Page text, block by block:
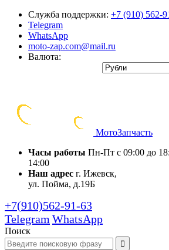
Служба поддержки: +7 (910) 562-
Telegram
WhatsApp
moto-zap.com@mail.ru
Валюта:
МотоЗапчасть
Часы работы Пн-Пт с 09:00 до
14:00
Наш адрес г. Ижевск,
ул. Пойма, д.19Б
+7(910)562-91-63
Telegram WhatsApp
Поиск